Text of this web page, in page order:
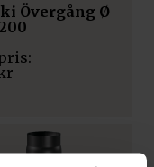
Övergång Ø